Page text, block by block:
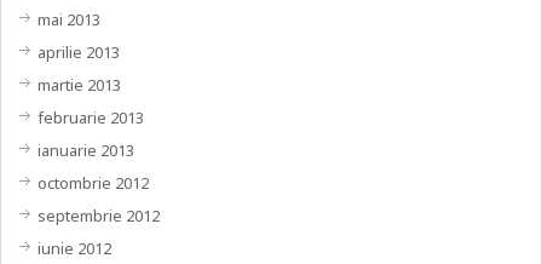
mai 2013
aprilie 2013
martie 2013
februarie 2013
ianuarie 2013
octombrie 2012
septembrie 2012
iunie 2012